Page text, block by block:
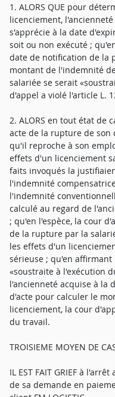
1. ALORS QUE pour
licenciement,
s'apprécie à la date
soit ou non exécuté ;
date de notification de la
montant de l'indemnité
salariée se serait
d'appel a violé l'article L.
2. ALORS en tout état de
acte de la rupture de son
qu'il reproche à son
effets d'un licenciement
faits invoqués la
l'indemnité
l'indemnité
calculé au regard de
; qu'en l'espèce, la cour
de la rupture par la
les effets d'un
sérieuse ; qu'en
«soustraite à l'exécution
l'ancienneté acquise à la
d'acte pour calculer le
licenciement, la cour
du travail.
TROISIEME MOYEN DE
IL EST FAIT GRIEF à
de sa demande en